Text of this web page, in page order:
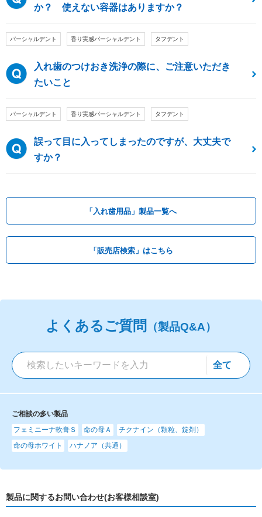
か？ 使えない容器はありますか？
パーシャルデント 香り実感パーシャルデント タフデント
入れ歯のつけおき洗浄の際に、ご注意いただき
たいこと
パーシャルデント 香り実感パーシャルデント タフデント
誤って目に入ってしまったのですが、大丈夫で
すか？
「入れ歯用品」製品一覧へ
「販売店検索」はこちら
よくあるご質問 （製品Q&A）
ご相談の多い製品
フェミニーナ軟膏Ｓ
命の母Ａ
チクナイン（顆粒、錠剤）
命の母ホワイト
ハナノア（共通）
製品に関するお問い合わせ(お客様相談室)